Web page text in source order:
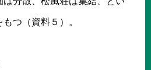
つ（資料５）。